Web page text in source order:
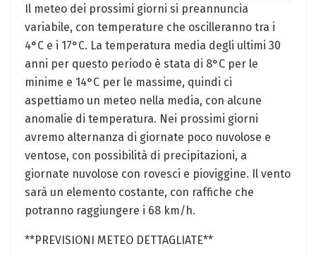
Il‌ meteo dei​ prossimi giorni si preannuncia
variabile, con temperature che oscilleranno tra i
4°C e i 17°C. La temperatura media degli ultimi 30
anni per questo periodo è stata di 8°C per⁤ le
minime e 14°C per ⁢le massime, quindi ci
aspettiamo un meteo nella media, con alcune
anomalie di temperatura. Nei prossimi giorni
avremo alternanza⁣ di ⁣giornate poco nuvolose e
ventose, con possibilità di precipitazioni, a
giornate nuvolose con rovesci e pioviggine. Il vento
sarà un ​elemento costante,⁢ con raffiche che
potranno raggiungere‍ i 68 km/h.
**PREVISIONI METEO DETTAGLIATE**